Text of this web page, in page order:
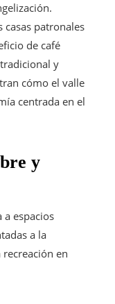
casas patronales
de café
y
cómo el valle
centrada en el
y
espacios
a la
en